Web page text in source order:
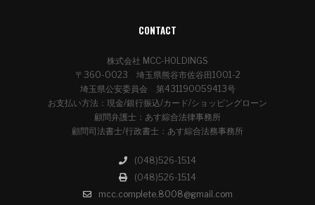
CONTACT
株式会社 MCC-HOLDINGS
〒360-0023 埼玉県熊谷市佐谷田1001-2
埼玉県公安委員会 第431190059413号
お支払い方法：現金/銀行振込/カード/ショッピングローン
顧問弁護士：あす綜合法律事務所
顧問司法書士/行政書士：あす綜合法務事務所
(048)526-1514
(048)526-1514
mcc.complete.8008@gmail.com